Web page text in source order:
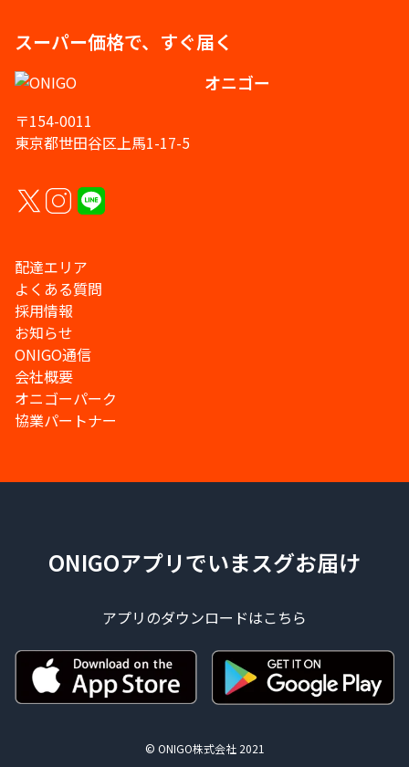
スーパー価格で、すぐ届く
オニゴー
〒154-0011
東京都世田谷区上馬1-17-5
配達エリア
よくある質問
採用情報
お知らせ
ONIGO通信
会社概要
オニゴーパーク
協業パートナー
ONIGOアプリでいまスグお届け
アプリのダウンロードはこちら
© ONIGO株式会社 2021